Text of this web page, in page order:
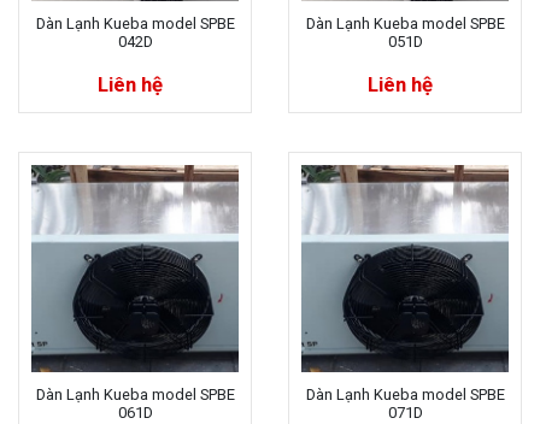
Dàn Lạnh Kueba model SPBE
042D
Liên hệ
Dàn Lạnh Kueba model SPBE
051D
Liên hệ
Dàn Lạnh Kueba model SPBE
061D
Dàn Lạnh Kueba model SPBE
071D